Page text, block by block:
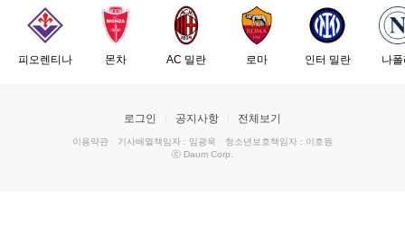
피오렌티나 몬차 AC 밀란 로마 인터 밀란 나
로그인 공지사항 전체보기
이용약관 · 기사배열책임자 : 임광욱 · 청소년보호책임자 : 이호원
ⓒ Daum Corp.